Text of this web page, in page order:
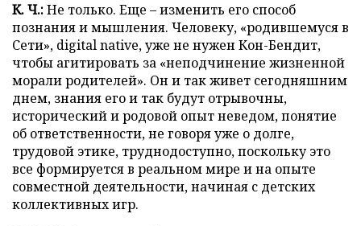
К. Ч.:Не только. Еще – изменить его способ
познания и мышления. Человеку, «родившемуся в
Сети», digital native, уже не нужен Кон-Бендит,
чтобы агитировать за «неподчинение жизненной
морали родителей». Он и так живет сегодняшним
днем, знания его и так будут отрывочны,
исторический и родовой опыт неведом, понятие
об ответственности, не говоря уже о долге,
трудовой этике, труднодоступно, поскольку это
все формируется в реальном мире и на опыте
совместной деятельности, начиная с детских
коллективных игр.